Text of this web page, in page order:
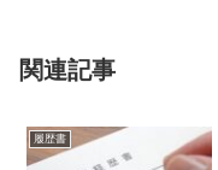
関連記事
履歴書